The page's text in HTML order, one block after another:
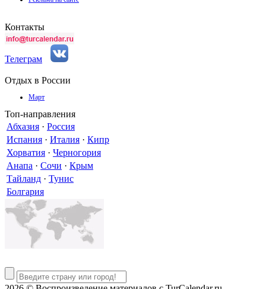
Контакты
Телеграм
Отдых в России
Март
Топ-направления
Абхазия · Россия
Испания · Италия · Кипр
Хорватия · Черногория
Анапа · Сочи · Крым
Тайланд · Тунис
Болгария